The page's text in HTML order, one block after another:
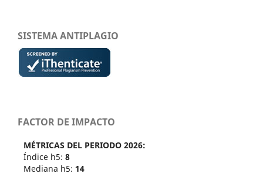
SISTEMA ANTIPLAGIO
FACTOR DE IMPACTO
MÉTRICAS DEL PERIODO 2026:
Índice h5: 8
Mediana h5: 14